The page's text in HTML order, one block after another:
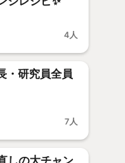
4人
・研究員全員
7人
しの大チャン